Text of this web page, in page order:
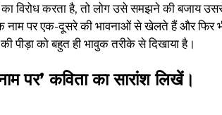
विरोध करता है, तो लोग उसे समझने की बजाय
पर एक-दूसरे की भावनाओं से खेलते हैं और फिर
पीड़ा को बहुत ही भावुक तरीके से दिखाया है।
पर’ कविता का सारांश लिखें।